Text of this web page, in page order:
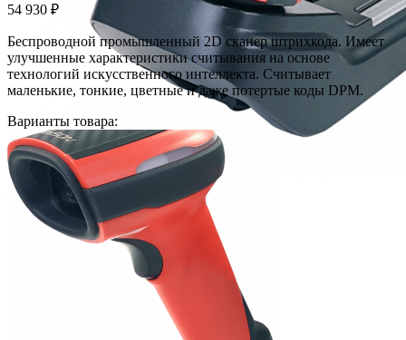
54 930 ₽
Беспроводной промышленный 2D cканер штрихкода. Имеет
улучшенные характеристики считывания на основе
технологий искусственного интеллекта. Считывает
маленькие, тонкие, цветные и даже потертые коды DPM.
Варианты товара: